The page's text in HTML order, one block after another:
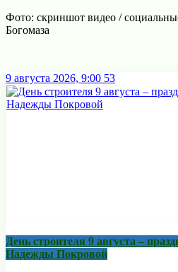
Фото: скриншот видео /
Богомаза
9 августа 2026, 9:00 53
День строителя 9 августа –
Надежды Покровой